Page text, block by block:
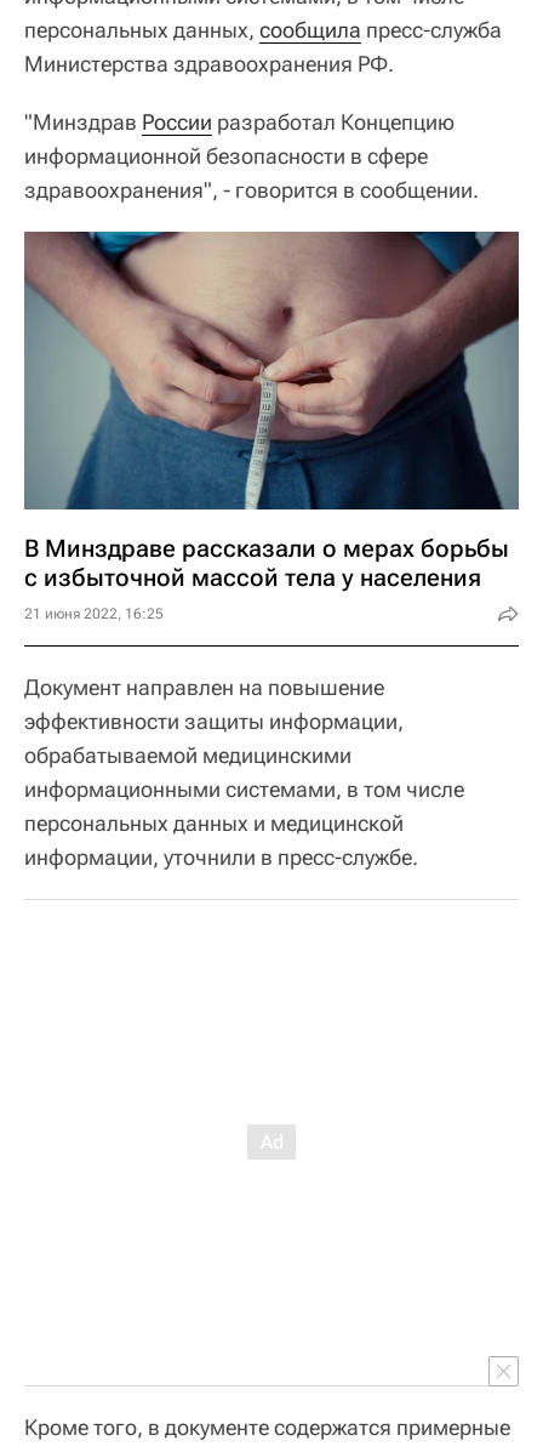
персональных данных, сообщила пресс-служба
Министерства здравоохранения РФ.
"Минздрав России разработал Концепцию
информационной безопасности в сфере
здравоохранения", - говорится в сообщении.
В Минздраве рассказали о мерах борьбы
с избыточной массой тела у населения
21 июня 2022, 16:25
Документ направлен на повышение
эффективности защиты информации,
обрабатываемой медицинскими
информационными системами, в том числе
персональных данных и медицинской
информации, уточнили в пресс-службе.
Кроме того, в документе содержатся примерные